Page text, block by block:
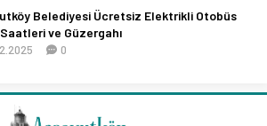
Belediyesi Ücretsiz Elektrikli Otobüs
ve Güzergahı
0